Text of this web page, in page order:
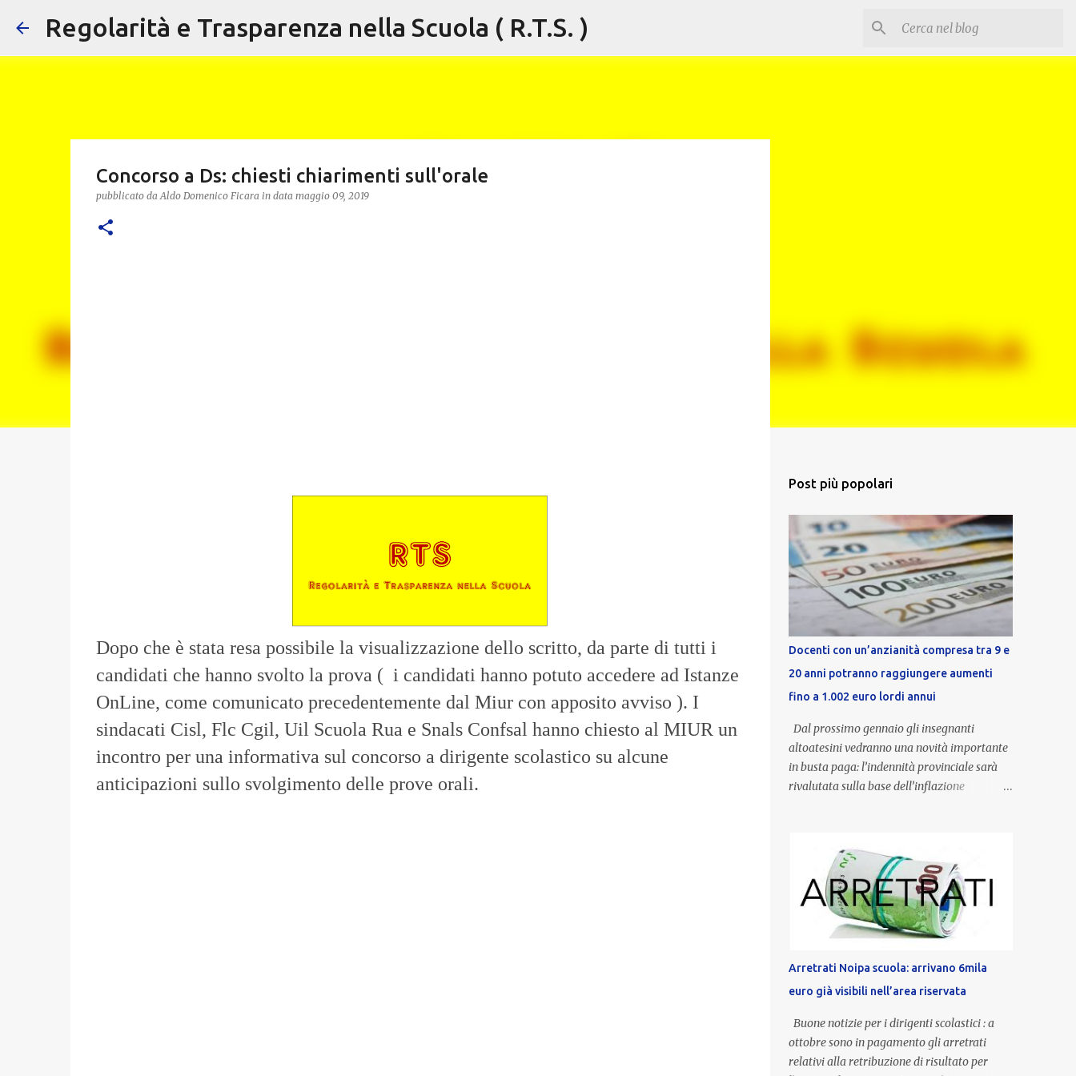
Passa ai contenuti principali
Regolarità e Trasparenza nella Scuola ( R.T.S. )
Concorso a Ds: chiesti chiarimenti sull'orale
pubblicato daAldo Domenico Ficara in data maggio 09, 2019
Dopo che è stata resa possibile la visualizzazione dello scritto, da parte di tutti i
candidati che hanno svolto la prova ( i candidati hanno potuto accedere ad Istanze
OnLine, come comunicato precedentemente dal Miur con apposito avviso ). I
sindacati Cisl, Flc Cgil, Uil Scuola Rua e Snals Confsal hanno chiesto al MIUR un
incontro per una informativa sul concorso a dirigente scolastico su alcune
anticipazioni sullo svolgimento delle prove orali.
Post più popolari
Docenti con un’anzianità compresa tra 9 e
20 anni potranno raggiungere aumenti
fino a 1.002 euro lordi annui
Dal prossimo gennaio gli insegnanti
altoatesini vedranno una novità importante
in busta paga: l’indennità provinciale sarà
rivalutata sulla base dell’inflazione
un’anzianità compresa tra 9 e 20 anni
potranno raggiungere fino a 1.002 euro lordi
annui. Il nuovo contratto provinciale
introduce inoltre un congedo speciale
dedicato alle donne vittime di violenza di
genere, in linea con la normativa nazionale e
con l’obiettivo di offrire maggiore tutela e
supporto in situazioni delicate. L’indennità
provinciale per i docenti è un unicum in
Italia: si tratta di una misura esclusiva della
Provincia autonoma di Bolzano, che integra
Arretrati Noipa scuola: arrivano 6mila
euro già visibili nell’area riservata
Buone notizie per i dirigenti scolastici : a
ottobre sono in pagamento gli arretrati
relativi alla retribuzione di risultato per